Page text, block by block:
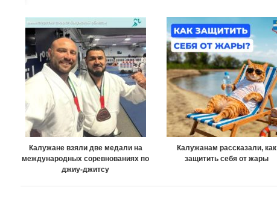
Калужане взяли две медали на
международных соревнованиях по
джиу-джитсу
Калужанам рассказали, как
защитить себя от жары